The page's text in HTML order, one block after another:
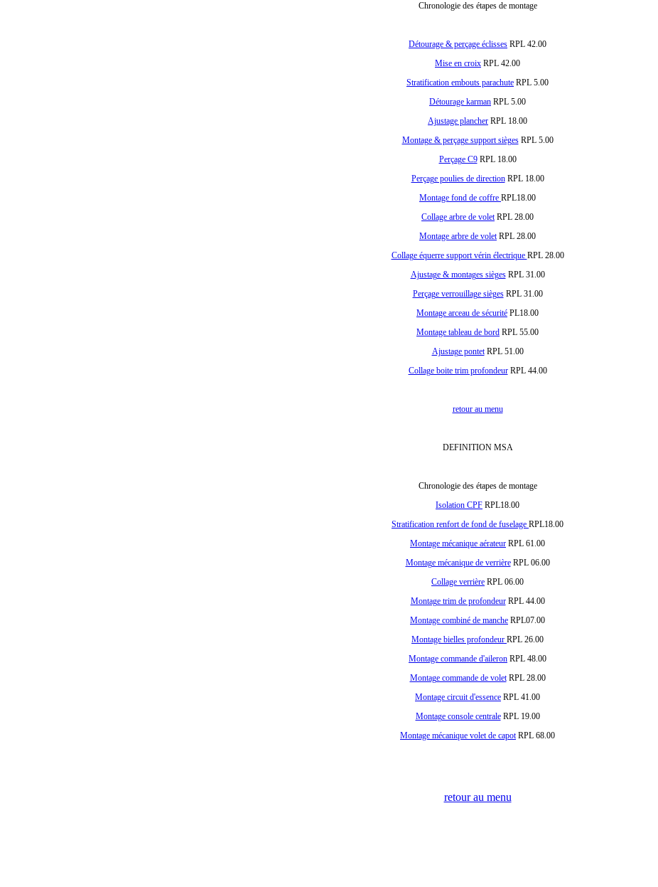
Chronologie des étapes de montage
Détourage & perçage éclisses RPL 42.00
Mise en croix RPL 42.00
Stratification embouts parachute RPL 5.00
Détourage karman RPL 5.00
Ajustage plancher RPL 18.00
Montage & perçage support siègesRPL 5.00
Perçage C9RPL 18.00
Perçage poulies de directionRPL 18.00
Montage fond de coffre RPL18.00
Collage arbre de voletRPL 28.00
Montage arbre de voletRPL 28.00
Collage équerre support vérin électrique RPL 28.00
Ajustage & montages siègesRPL 31.00
Perçage verrouillage siègesRPL 31.00
Montage arceau de sécurité PL18.00
Montage tableau de bord RPL 55.00
Ajustage pontetRPL 51.00
Collage boite trim profondeurRPL 44.00
retour au menu
DEFINITION MSA
Chronologie des étapes de montage
Isolation CPF RPL18.00
Stratification renfort de fond de fuselage RPL18.00
Montage mécanique aérateur RPL 61.00
Montage mécanique de verrièreRPL 06.00
Collage verrière RPL 06.00
Montage trim de profondeurRPL 44.00
Montage combiné de manche RPL07.00
Montage bielles profondeur RPL 26.00
Montage commande d'aileron RPL 48.00
Montage commande de voletRPL 28.00
Montage circuit d'essence RPL 41.00
Montage console centraleRPL 19.00
Montage mécanique volet de capotRPL 68.00
retour au menu